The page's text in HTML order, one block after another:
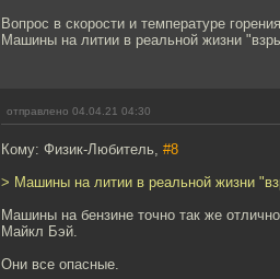
Вопрос в скорости и температуре
Машины на литии в реальной жизни
отправлено 04.04.21 04:30
Кому: Физик-Любитель, #8
> Машины на литии в реальной жизни
Машины на бензине точно так же
Майкл Бэй.
Они все опасные.